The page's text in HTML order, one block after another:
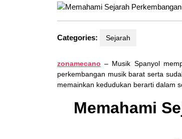
Categories: Sejarah
zonamecano – Musik Spanyol
perkembangan musik barat serta
memainkan kedudukan berarti dalam
Memahami